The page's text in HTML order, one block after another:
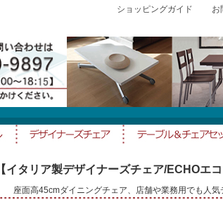
ショッピングガイド お
【イタリア製デザイナーズチェア/ECHOエ
座面高45cmダイニングチェア、店舗や業務用でも人気